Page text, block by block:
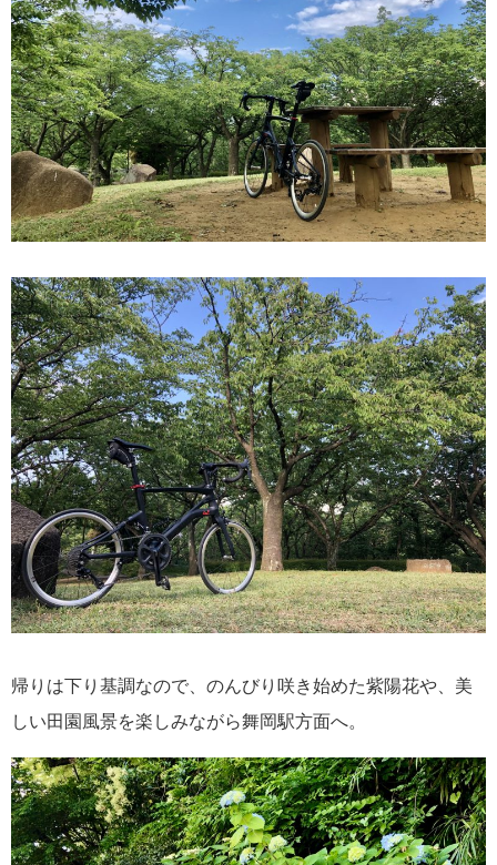
帰りは下り基調なので、のんびり咲き始めた紫陽花や、美
しい田園風景を楽しみながら舞岡駅方面へ。